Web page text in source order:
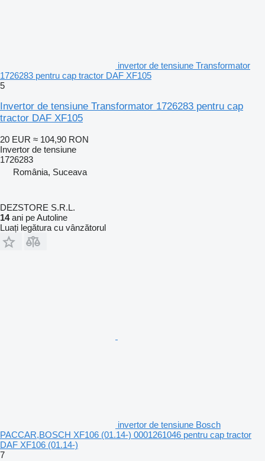
invertor de tensiune Transformator
1726283 pentru cap tractor DAF XF105
5
Invertor de tensiune Transformator 1726283 pentru cap
tractor DAF XF105
20 EUR ≈ 104,90 RON
Invertor de tensiune
1726283
România, Suceava
DEZSTORE S.R.L.
14ani pe Autoline
Luați legătura cu vânzătorul
invertor de tensiune Bosch
PACCAR,BOSCH XF106 (01.14-) 0001261046 pentru cap tractor
DAF XF106 (01.14-)
7